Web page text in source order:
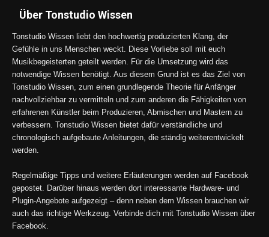
Über Tonstudio Wissen
Tonstudio Wissen liebt den hochwertig produzierten Klang, der
Gefühle in uns Menschen weckt. Diese Vorliebe soll mit euch
Musikbegeisterten geteilt werden. Für die Umsetzung wird das
notwendige Wissen benötigt. Aus diesem Grund ist es das Ziel von
Tonstudio Wissen, zum einen grundlegende Theorie für Anfänger
nachvollziehbar zu vermitteln und zum anderen die Fähigkeiten von
erfahrenen Künstler beim Produzieren, Abmischen und Mastern zu
verbessern. Tonstudio Wissen bietet dafür verständliche und
chronologisch aufgebaute Anleitungen, die ständig weiterentwickelt
werden.
Regelmäßige Tipps und weitere Erläuterungen werden auf Facebook
gepostet. Darüber hinaus werden dort interessante Hardware- und
Plugin-Angebote aufgezeigt – denn neben dem Wissen brauchen wir
auch das richtige Werkzeug. Verbinde dich mit Tonstudio Wissen über
Facebook.